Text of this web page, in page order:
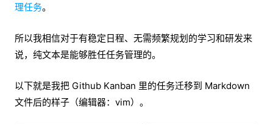
理任务。
所以我相信对于有稳定日程、无需频繁规划的学习和研发来
说，纯文本是能够胜任任务管理的。
以下就是我把 Github Kanban 里的任务迁移到 Markdown
文件后的样子（编辑器：vim）。